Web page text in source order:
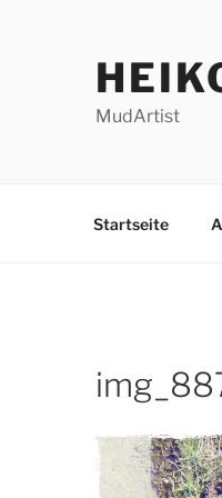
MudArtist
Startseite